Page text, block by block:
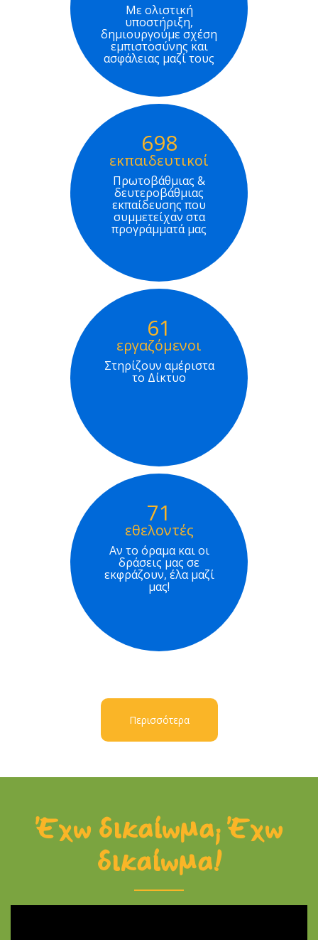
Με ολιστική
υποστήριξη,
δημιουργούμε σχέση
εμπιστοσύνης και
ασφάλειας μαζί τους
698
εκπαιδευτικοί
Πρωτοβάθμιας &
δευτεροβάθμιας
εκπαίδευσης που
συμμετείχαν στα
προγράμματά μας
61
εργαζόμενοι
Στηρίζουν αμέριστα
το Δίκτυο
71
εθελοντές
Αν το όραμα και οι
δράσεις μας σε
εκφράζουν, έλα μαζί
μας!
Περισσότερα
Έχω δικαίωμα; Έχω
δικαίωμα!